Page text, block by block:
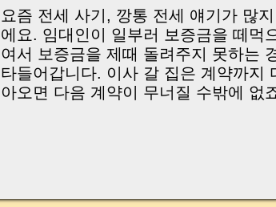
만 반송되었거나, 주소 불명 등의 사유
요즘 전세 사기, 깡통 전세 얘기가 많
에요. 임대인이 일부러 보증금을 떼먹
여서 보증금을 제때 돌려주지 못하는
타들어갑니다. 이사 갈 집은 계약까지
아오면 다음 계약이 무너질 수밖에 없
대응 방법, 그 중에서도 내용증명 , 공